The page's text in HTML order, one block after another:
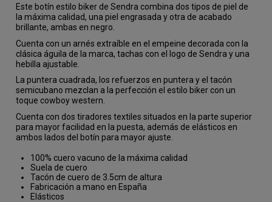
Este botín estilo biker de Sendra combina dos tipos de piel de
la máxima calidad, una piel engrasada y otra de acabado
brillante, ambas en negro.
Cuenta con un arnés extraíble en el empeine decorada con la
clásica águila de la marca, tachas con el logo de Sendra y una
hebilla ajustable.
La puntera cuadrada, los refuerzos en puntera y el tacón
semicubano mezclan a la perfección el estilo biker con un
toque cowboy western.
Cuenta con dos tiradores textiles situados en la parte superior
para mayor facilidad en la puesta, además de elásticos en
ambos lados del botín para mayor ajuste.
100% cuero vacuno de la máxima calidad
Suela de cuero
Tacón de cuero de 3.5cm de altura
Fabricación a mano en España
Elásticos